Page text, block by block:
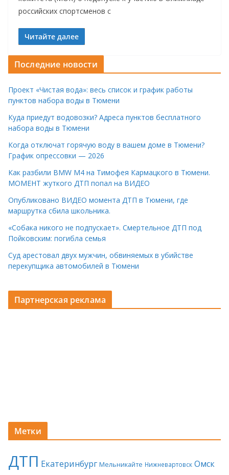
российских спортсменов с
Читайте далее
Последние новости
Проект «Чистая вода»: весь список и график работы
пунктов набора воды в Тюмени
Куда приедут водовозки? Адреса пунктов бесплатного
набора воды в Тюмени
Когда отключат горячую воду в вашем доме в Тюмени?
График опрессовки — 2026
Как разбили BMW M4 на Тимофея Кармацкого в Тюмени.
МОМЕНТ жуткого ДТП попал на ВИДЕО
Опубликовано ВИДЕО момента ДТП в Тюмени, где
маршрутка сбила школьника.
«Собака никого не подпускает». Смертельное ДТП под
Пойковским: погибла семья
Суд арестовал двух мужчин, обвиняемых в убийстве
перекупщика автомобилей в Тюмени
Партнерская реклама
Метки
ДТП Екатеринбург Мельникайте Нижневартовск Омск